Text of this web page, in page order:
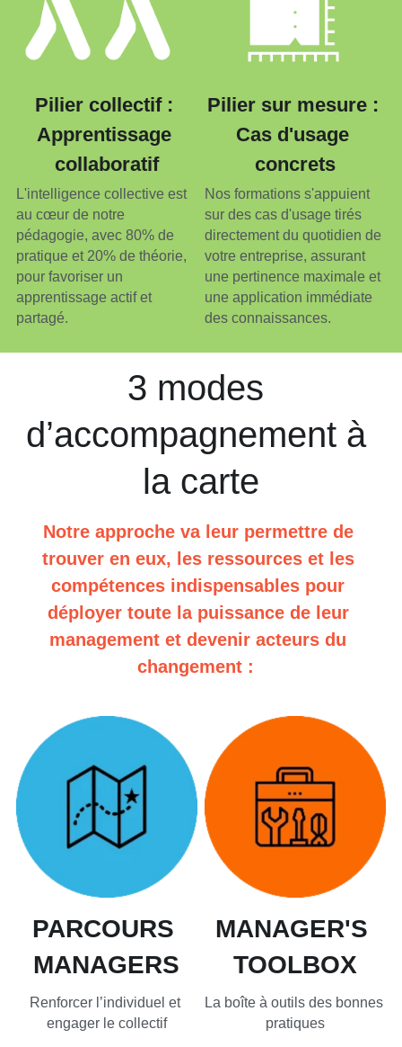
Pilier collectif :
Apprentissage
collaboratif
L'intelligence collective est
au cœur de notre
pédagogie, avec 80% de
pratique et 20% de théorie,
pour favoriser un
apprentissage actif et
partagé.
Pilier sur mesure :
Cas d'usage
concrets
Nos formations s'appuient
sur des cas d'usage tirés
directement du quotidien de
votre entreprise, assurant
une pertinence maximale et
une application immédiate
des connaissances.
3 modes
d’accompagnement à
la carte
Notre approche va leur permettre de
trouver en eux, les ressources et les
compétences indispensables pour
déployer toute la puissance de leur
management et devenir acteurs du
changement :
PARCOURS
MANAGERS
Renforcer l’individuel et
engager le collectif
MANAGER'S
TOOLBOX
La boîte à outils des bonnes
pratiques